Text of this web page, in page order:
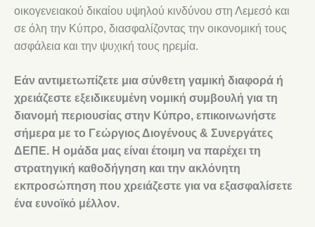
οικογενειακού δικαίου υψηλού κινδύνου στη Λεμεσό και
σε όλη την Κύπρο, διασφαλίζοντας την οικονομική τους
ασφάλεια και την ψυχική τους ηρεμία.
Εάν αντιμετωπίζετε μια σύνθετη γαμική διαφορά ή
χρειάζεστε εξειδικευμένη νομική συμβουλή για τη
διανομή περιουσίας στην Κύπρο, επικοινωνήστε
σήμερα με το Γεώργιος Διογένους & Συνεργάτες
ΔΕΠΕ. Η ομάδα μας είναι έτοιμη να παρέχει τη
στρατηγική καθοδήγηση και την ακλόνητη
εκπροσώπηση που χρειάζεστε για να εξασφαλίσετε
ένα ευνοϊκό μέλλον.